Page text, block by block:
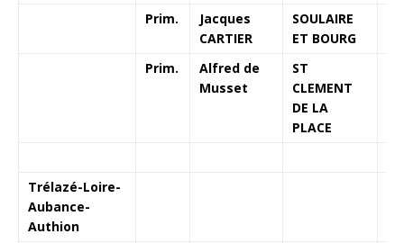
Prim.
Jacques
CARTIER
SOULAIRE
ET BOURG
Prim.
Alfred de
Musset
ST
CLEMENT
DE LA
PLACE
Trélazé-Loire-
Aubance-
Authion